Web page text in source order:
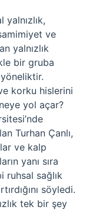
yalnızlık,
ve
yalnızlık
bir gruba
korku hislerini
yol açar?
Turhan Çanlı,
ve kalp
yanı sıra
ruhsal sağlık
söyledi.
tek bir şey